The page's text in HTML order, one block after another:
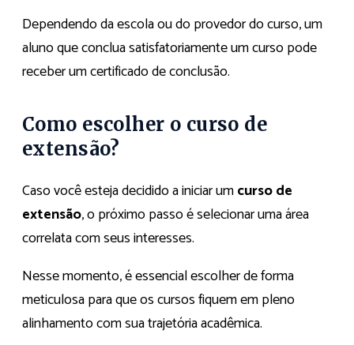
Dependendo da escola ou do provedor do curso, um
aluno que conclua satisfatoriamente um curso pode
receber um certificado de conclusão.
Como escolher o curso de
extensão?
Caso você esteja decidido a iniciar umcurso de
extensão, o próximo passo é selecionar uma área
correlata com seus interesses.
Nesse momento, é essencial escolher de forma
meticulosa para que os cursos fiquem em pleno
alinhamento com sua trajetória acadêmica.